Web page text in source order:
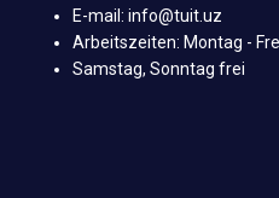
E-mail: info@tuit.uz
Arbeitszeiten: Montag -
Samstag, Sonntag frei